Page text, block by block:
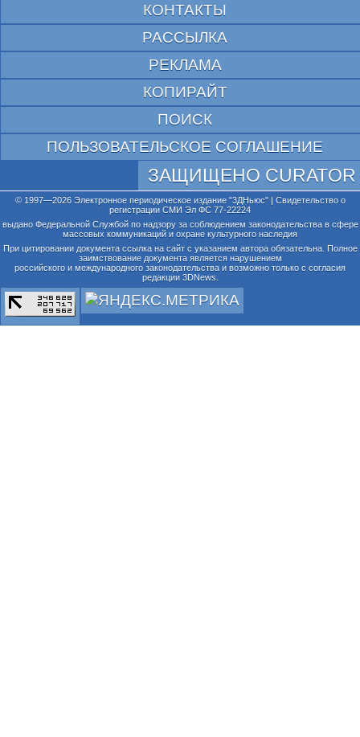
КОНТАКТЫ
РАССЫЛКА
РЕКЛАМА
КОПИРАЙТ
ПОИСК
ПОЛЬЗОВАТЕЛЬСКОЕ СОГЛАШЕНИЕ
ЗАЩИЩЕНО CURATOR
© 1997—2026 Электронное периодическое издание "3ДНьюс" | Свидетельство о
регистрации СМИ Эл ФС 77-22224
выдано Федеральной Службой по надзору за соблюдением законодательства в сфере
массовых коммуникаций и охране культурного наследия
При цитировании документа ссылка на сайт с указанием автора обязательна. Полное
заимствование документа является нарушением
российского и международного законодательства и возможно только с согласия
редакции 3DNews.